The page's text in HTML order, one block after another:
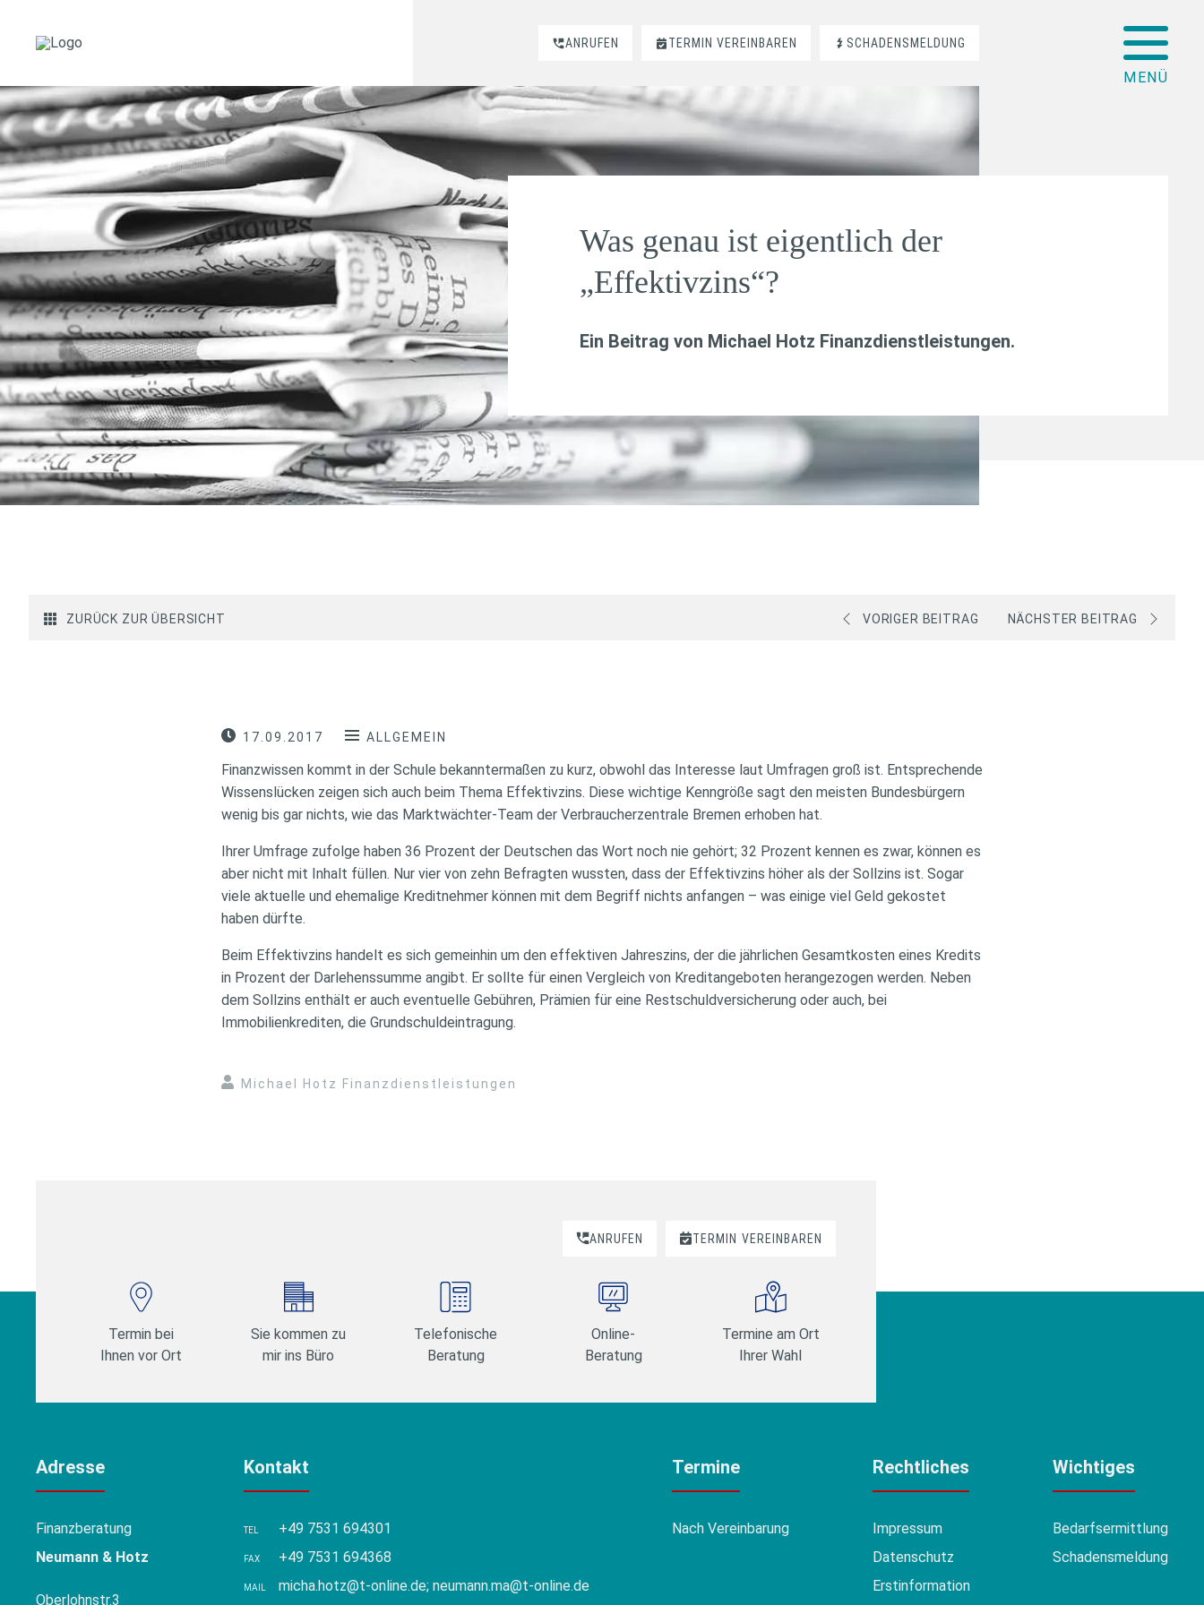
ANRUFEN TERMIN VEREINBAREN SCHADENSMELDUNG
Was genau ist eigentlich der
„Effektivzins“?
Ein Beitrag von Michael Hotz Finanzdienstleistungen.
ZURÜCK ZUR ÜBERSICHT VORIGER BEITRAG NÄCHSTER BEITRAG
17.09.2017 ALLGEMEIN
Finanzwissen kommt in der Schule bekanntermaßen zu kurz, obwohl das Interesse laut Umfragen groß ist. Entsprechende
Wissenslücken zeigen sich auch beim Thema Effektivzins. Diese wichtige Kenngröße sagt den meisten Bundesbürgern
wenig bis gar nichts, wie das Marktwächter-Team der Verbraucherzentrale Bremen erhoben hat.
Ihrer Umfrage zufolge haben 36 Prozent der Deutschen das Wort noch nie gehört; 32 Prozent kennen es zwar, können es
aber nicht mit Inhalt füllen. Nur vier von zehn Befragten wussten, dass der Effektivzins höher als der Sollzins ist. Sogar
viele aktuelle und ehemalige Kreditnehmer können mit dem Begriff nichts anfangen – was einige viel Geld gekostet
haben dürfte.
Beim Effektivzins handelt es sich gemeinhin um den effektiven Jahreszins, der die jährlichen Gesamtkosten eines Kredits
in Prozent der Darlehenssumme angibt. Er sollte für einen Vergleich von Kreditangeboten herangezogen werden. Neben
dem Sollzins enthält er auch eventuelle Gebühren, Prämien für eine Restschuldversicherung oder auch, bei
Immobilienkrediten, die Grundschuldeintragung.
Michael Hotz Finanzdienstleistungen
ANRUFEN TERMIN VEREINBAREN
Termin bei
Ihnen vor Ort
Sie kommen zu
mir ins Büro
Telefonische
Beratung
Online-
Beratung
Termine am Ort
Ihrer Wahl
Adresse
Finanzberatung
Neumann & Hotz
Oberlohnstr.3
Kontakt
TEL +49 7531 694301
FAX +49 7531 694368
MAIL micha.hotz@t-online.de; neumann.ma@t-online.de
Termine
Nach Vereinbarung
Rechtliches
Impressum
Datenschutz
Erstinformation
Wichtiges
Bedarfsermittlung
Schadensmeldung